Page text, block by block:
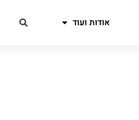
אודות ועוד